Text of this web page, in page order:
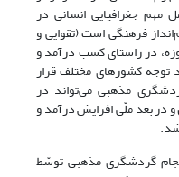
مهم جغرافیایی انسانی در
فرهنگی است (تقوایی و
امروزه، در راستای کسب درآمد و
کشورهای مختلف قرار
مذهبی می‌تواند در
در بعد ملّی افزایش درآمد و
گردشگری مذهبی توسّط